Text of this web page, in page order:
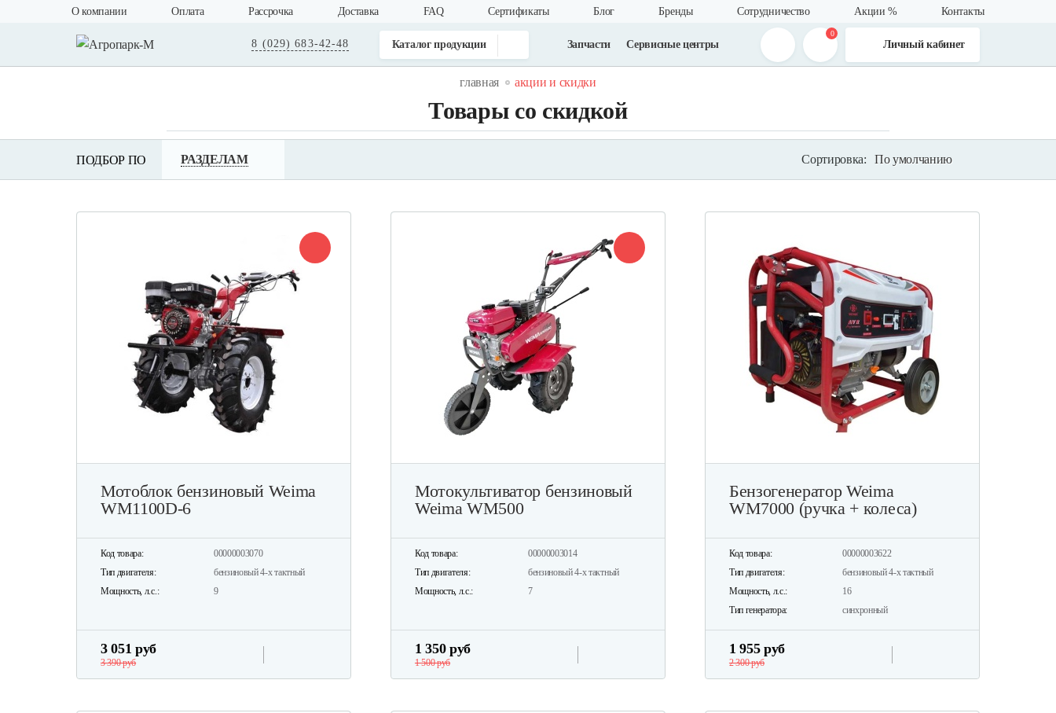
О компании Оплата Рассрочка Доставка FAQ Cертификаты Блог Бренды Сотрудничество Акции % Контакты
8 (029) 683-42-48 Каталог продукции Запчасти Сервисные центры
0
Личный кабинет
главная акции и скидки
Товары со скидкой
ПОДБОР ПО РАЗДЕЛАМ Сортировка: По умолчанию
Мотоблок бензиновый Weima
WM1100D-6
Код товара:
00000003070
Тип двигателя:
бензиновый 4-х тактный
Мощность, л.с.:
9
3 051 руб
3 390 руб
Мотокультиватор бензиновый
Weima WM500
Код товара:
00000003014
Тип двигателя:
бензиновый 4-х тактный
Мощность, л.с.:
7
1 350 руб
1 500 руб
Бензогенератор Weima
WM7000 (ручка + колеса)
Код товара:
00000003622
Тип двигателя:
бензиновый 4-х тактный
Мощность, л.с.:
16
Тип генератора:
синхронный
1 955 руб
2 300 руб